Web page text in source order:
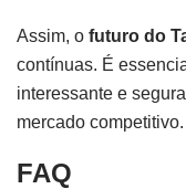
Assim, o futuro do
contínuas. É
interessante e
mercado competitivo.
FAQ